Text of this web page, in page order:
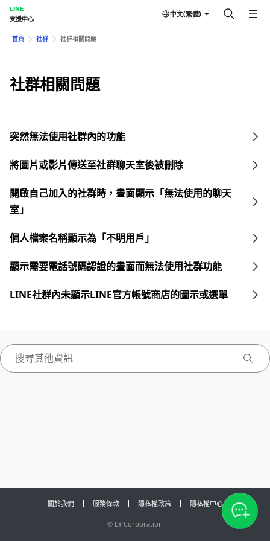
LINE
支援中心
中文(繁體)
首頁 社群 社群相關問題
社群相關問題
突然無法使用社群內的功能
將圖片或影片傳送至社群聊天室後被刪除
開啟自己加入的社群時，畫面顯示「無法使用的聊天
室」
個人檔案名稱顯示為「不明用戶」
顯示需要電話號碼認證的畫面而無法使用社群功能
LINE社群內未顯示LINE官方帳號商店的圖示或選單
關於我們 服務條款 隱私權政策 隱私權中心
© LY Corporation